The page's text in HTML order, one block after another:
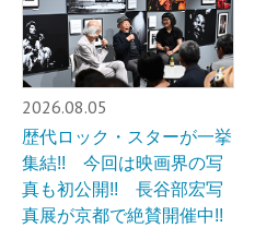
2026.08.05
歴代ロック・スターが一挙
集結!! 今回は映画界の写
真も初公開!! 長谷部宏写
真展が京都で絶賛開催中!!